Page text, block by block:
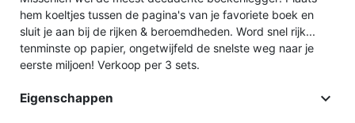
hem koeltjes tussen de pagina's van je favoriete boek en
sluit je aan bij de rijken & beroemdheden. Word snel rijk...
tenminste op papier, ongetwijfeld de snelste weg naar je
eerste miljoen! Verkoop per 3 sets.
Eigenschappen 